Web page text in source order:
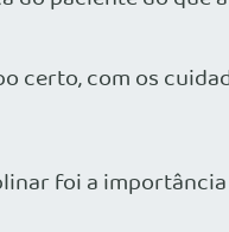
certo, com os
foi a